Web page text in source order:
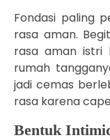
Fondasi paling
rasa aman.
rasa aman istri
rumah
jadi cemas
rasa karena
Bentuk